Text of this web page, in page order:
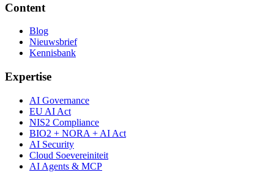
Content
Blog
Nieuwsbrief
Kennisbank
Expertise
AI Governance
EU AI Act
NIS2 Compliance
BIO2 + NORA + AI Act
AI Security
Cloud Soevereiniteit
AI Agents & MCP